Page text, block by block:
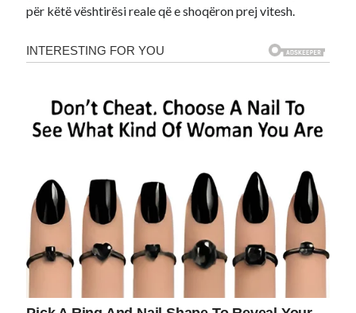
për këtë vështirësi reale që e shoqëron prej vitesh.